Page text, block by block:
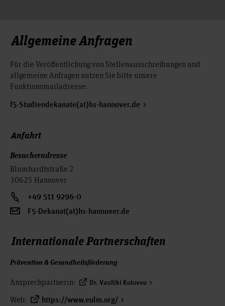
Allgemeine Anfragen
Für die Veröffentlichung von Stellenausschreibungen und
allgemeine Anfragen nutzen Sie bitte unsere
Funktionsmailadresse:
f5-Studiendekanate(at)hs-hannover.de
Anfahrt
Besucheradresse
Blumhardtstraße 2
30625 Hannover
+49 511 9296-0
F5-Dekanat(at)hs-hannover.de
Internationale Partnerschaften
Prävention & Gesundheitsförderung
Ansprechpartnerin: Dr. Vasiliki Kolovou
Web: https://www.eulm.org/